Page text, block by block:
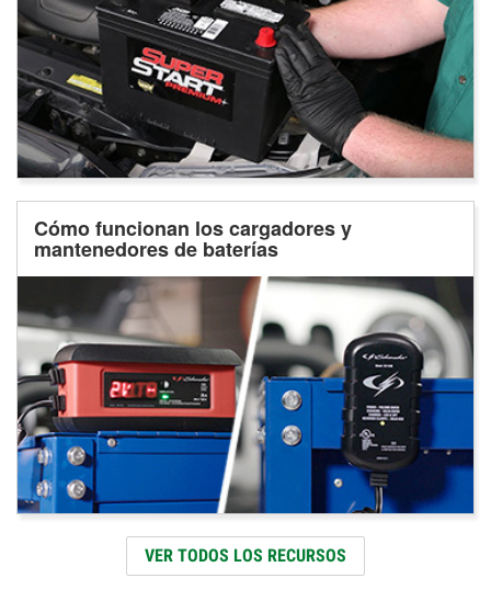
Cómo funcionan los cargadores y
mantenedores de baterías
VER TODOS LOS RECURSOS